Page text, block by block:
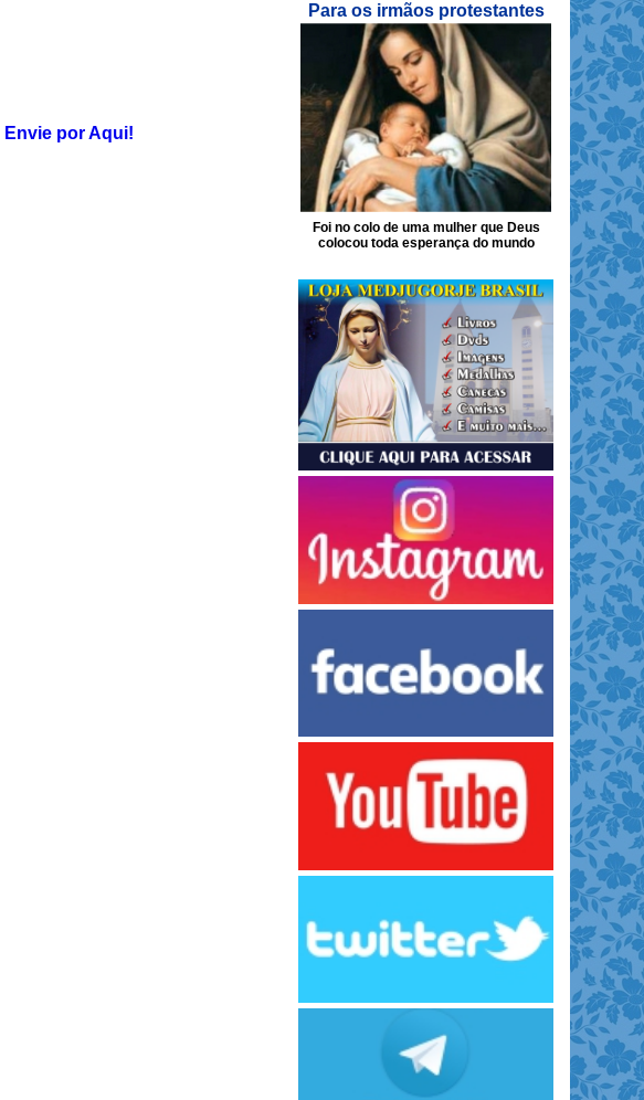
Envie por Aqui!
Para os irmãos protestantes
Foi no colo de uma mulher que Deus
colocou toda esperança do mundo